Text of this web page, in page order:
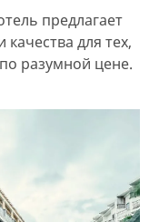
предлагает
для тех,
разумной цене.